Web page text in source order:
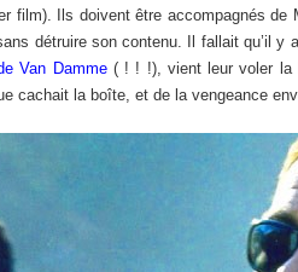
film). Ils doivent être accompagnés de
détruire son contenu. Il fallait qu’il
Van Damme( ! ! !), vient leur voler la
cachait la boîte, et de la vengeance